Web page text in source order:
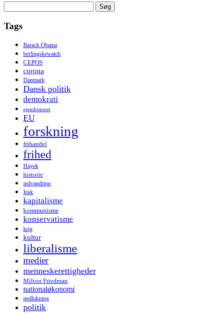
efter:
Tags
Barack Obama
berlingskewatch
CEPOS
corona
Danmark
Dansk politik
demokrati
ejendomsret
EU
forskning
frihandel
frihed
Hayek
historie
indvandring
Irak
kapitalisme
kommunisme
konservatisme
krig
kultur
liberalisme
medier
menneskerettigheder
Milton Friedman
nationaløkonomi
nedlukning
politik